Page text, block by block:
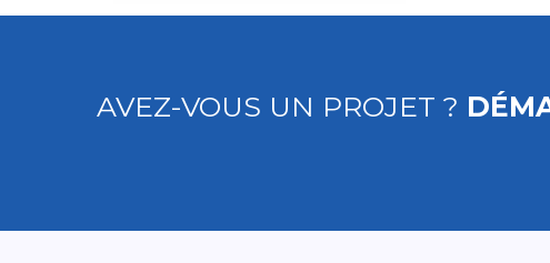
AVEZ-VOUS UN PROJET ?